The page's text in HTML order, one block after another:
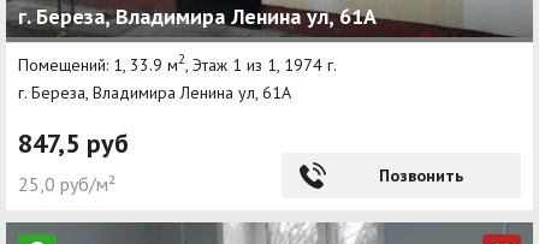
г. Береза, Владимира Ленина ул, 61А
Помещений: 1, 33.9 м2 , Этаж 1 из 1, 1974 г.
г. Береза, Владимира Ленина ул, 61А
847,5 руб
25,0 руб/м² Позвонить